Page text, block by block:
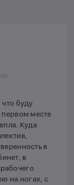
буду
первом месте
Куда
в
в
на ногах, с